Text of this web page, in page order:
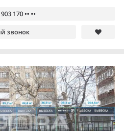
170 •• ••
звонок